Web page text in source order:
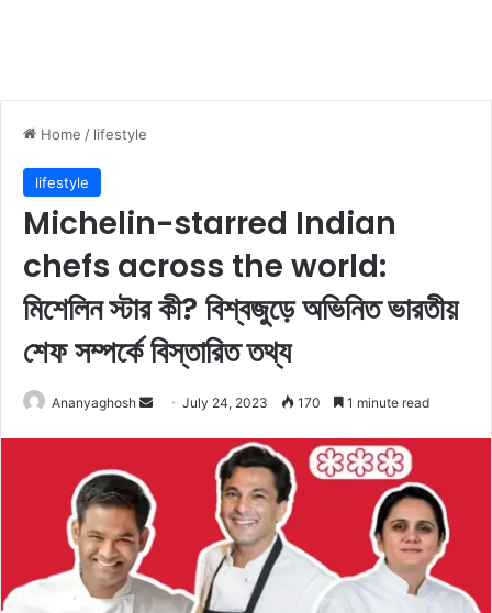
Home / lifestyle
lifestyle
Michelin-starred Indian
chefs across the world:
মিশেলিন স্টার কী? বিশ্বজুড়ে অভিনিত ভারতীয়
শেফ সম্পর্কে বিস্তারিত তথ্য
Ananyaghosh
a
n
m
July 24, 2023 170 1 minute read